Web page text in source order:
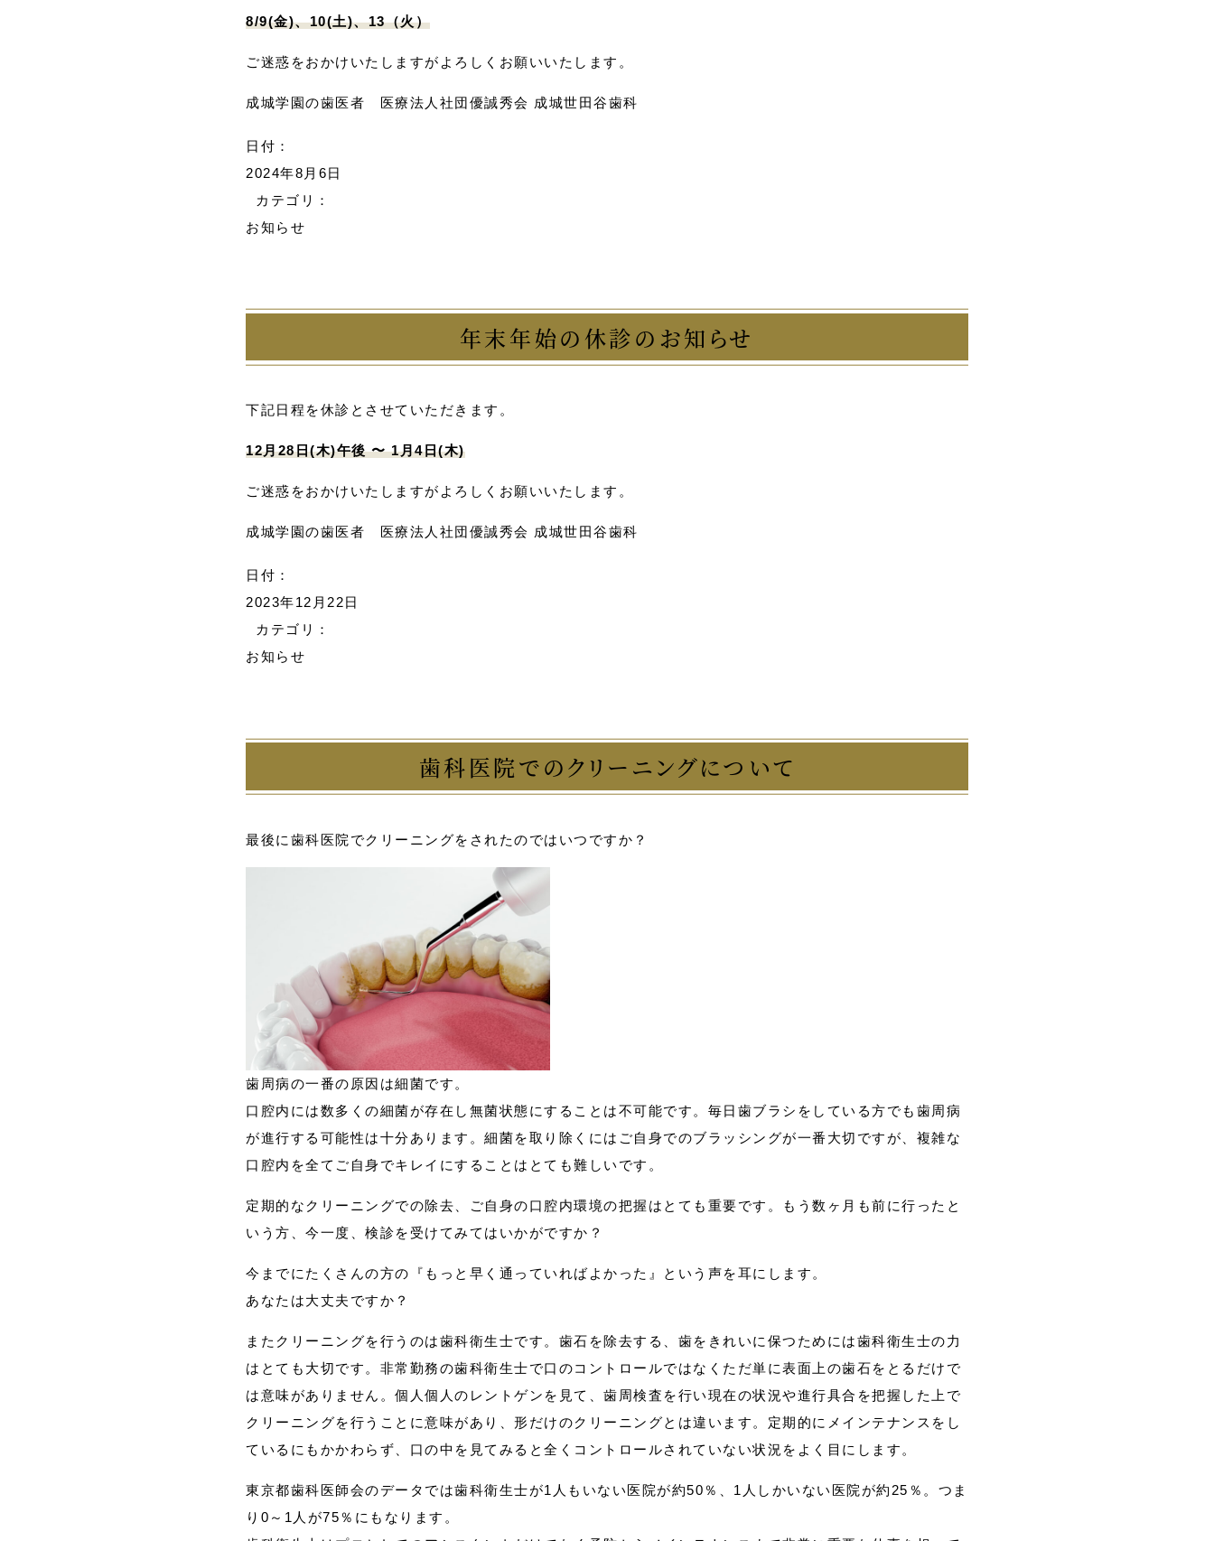
8/9(金)、10(土)、13（火）
ご迷惑をおかけいたしますがよろしくお願いいたします。
成城学園の歯医者 医療法人社団優誠秀会 成城世田谷歯科
日付：
2024年8月6日
カテゴリ：
お知らせ
年末年始の休診のお知らせ
下記日程を休診とさせていただきます。
12月28日(木)午後 〜 1月4日(木)
ご迷惑をおかけいたしますがよろしくお願いいたします。
成城学園の歯医者 医療法人社団優誠秀会 成城世田谷歯科
日付：
2023年12月22日
カテゴリ：
お知らせ
歯科医院でのクリーニングについて
最後に歯科医院でクリーニングをされたのではいつですか？
歯周病の一番の原因は細菌です。
口腔内には数多くの細菌が存在し無菌状態にすることは不可能です。毎日歯ブラシをしている方でも歯周病
が進行する可能性は十分あります。細菌を取り除くにはご自身でのブラッシングが一番大切ですが、複雑な
口腔内を全てご自身でキレイにすることはとても難しいです。
定期的なクリーニングでの除去、ご自身の口腔内環境の把握はとても重要です。もう数ヶ月も前に行ったと
いう方、今一度、検診を受けてみてはいかがですか？
今までにたくさんの方の『もっと早く通っていればよかった』という声を耳にします。
あなたは大丈夫ですか？
またクリーニングを行うのは歯科衛生士です。歯石を除去する、歯をきれいに保つためには歯科衛生士の力
はとても大切です。非常勤務の歯科衛生士で口のコントロールではなくただ単に表面上の歯石をとるだけで
は意味がありません。個人個人のレントゲンを見て、歯周検査を行い現在の状況や進行具合を把握した上で
クリーニングを行うことに意味があり、形だけのクリーニングとは違います。定期的にメインテナンスをし
ているにもかかわらず、口の中を見てみると全くコントロールされていない状況をよく目にします。
東京都歯科医師会のデータでは歯科衛生士が1人もいない医院が約50％、1人しかいない医院が約25％。つま
り0～1人が75％にもなります。